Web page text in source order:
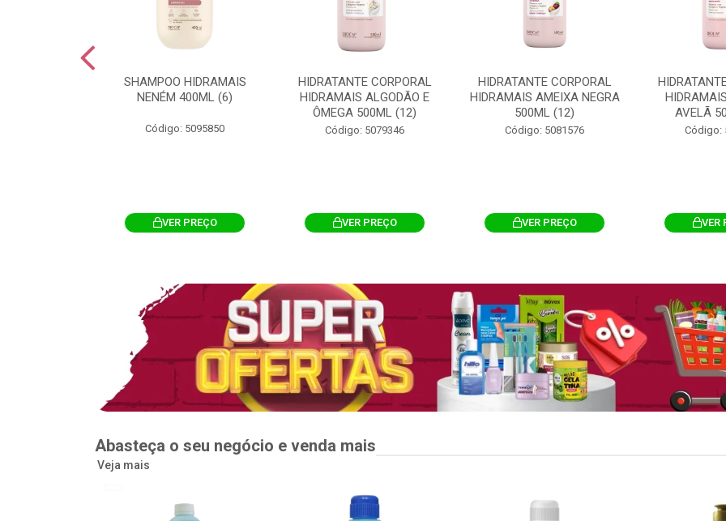
SHAMPOO HIDRAMAIS
NENÉM 400ML (6)
Código: 5095850
VER PREÇO
HIDRATANTE CORPORAL
HIDRAMAIS ALGODÃO E
ÔMEGA 500ML (12)
Código: 5079346
VER PREÇO
HIDRATANTE CORPORAL
HIDRAMAIS AMEIXA NEGRA
500ML (12)
Código: 5081576
VER PREÇO
AVELÃ
Código:
VER
Abasteça o seu negócio e venda mais
Veja mais